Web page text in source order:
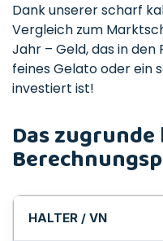
Dank unserer scharf
Vergleich zum
Jahr – Geld, das in
feines Gelato oder ein
investiert ist!
Das
HALTER / VN